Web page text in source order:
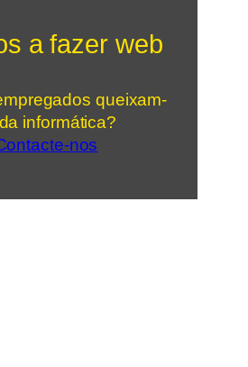
a fazer web
queixam-
informática?
nos